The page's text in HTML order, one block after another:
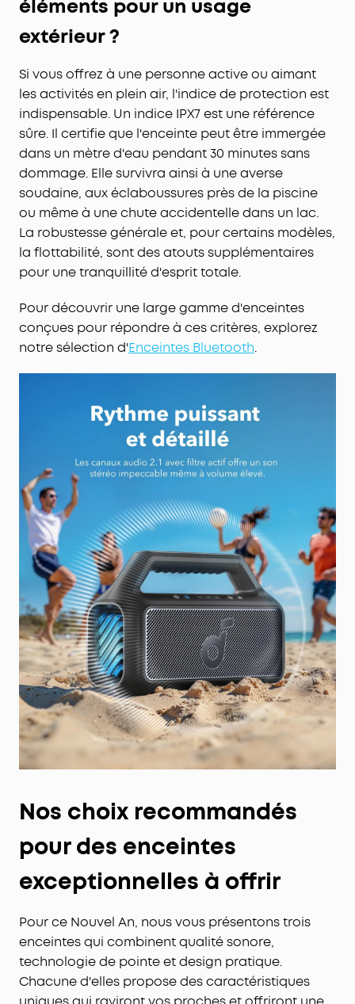
éléments pour un usage
extérieur ?
Si vous offrez à une personne active ou aimant
les activités en plein air, l'indice de protection est
indispensable. Un indice IPX7 est une référence
sûre. Il certifie que l'enceinte peut être immergée
dans un mètre d'eau pendant 30 minutes sans
dommage. Elle survivra ainsi à une averse
soudaine, aux éclaboussures près de la piscine
ou même à une chute accidentelle dans un lac.
La robustesse générale et, pour certains modèles,
la flottabilité, sont des atouts supplémentaires
pour une tranquillité d'esprit totale.
Pour découvrir une large gamme d'enceintes
conçues pour répondre à ces critères, explorez
notre sélection d'Enceintes Bluetooth.
Nos choix recommandés
pour des enceintes
exceptionnelles à offrir
Pour ce Nouvel An, nous vous présentons trois
enceintes qui combinent qualité sonore,
technologie de pointe et design pratique.
Chacune d'elles propose des caractéristiques